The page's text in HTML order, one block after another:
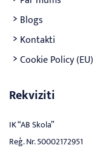
Blogs
Kontakti
Cookie Policy (EU)
Rekviziti
IK “AB Skola”
Reģ. Nr. 50002172951